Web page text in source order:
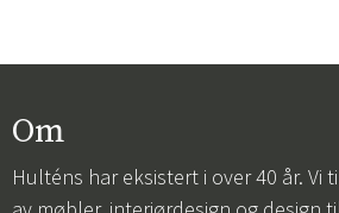
Om
Hulténs har eksistert i over 40 år. Vi